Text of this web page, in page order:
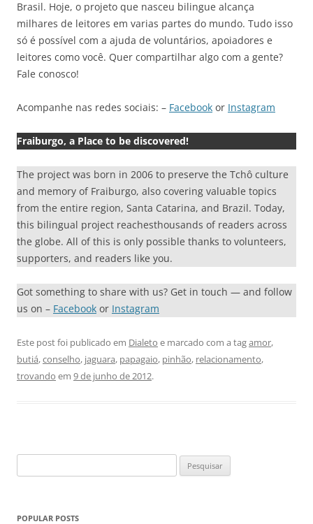
Brasil. Hoje, o projeto que nasceu bilingue alcança
milhares de leitores em varias partes do mundo. Tudo isso
só é possível com a ajuda de voluntários, apoiadores e
leitores como você. Quer compartilhar algo com a gente?
Fale conosco!
Acompanhe nas redes sociais: – Facebook or Instagram
Fraiburgo, a Place to be discovered!
The project was born in 2006 to preserve the Tchô culture
and memory of Fraiburgo, also covering valuable topics
from the entire region, Santa Catarina, and Brazil. Today,
this bilingual project reachesthousands of readers across
the globe. All of this is only possible thanks to volunteers,
supporters, and readers like you.
Got something to share with us? Get in touch — and follow
us on – Facebook or Instagram
Este post foi publicado em Dialeto e marcado com a tagamor,
butiá,conselho, jaguara, papagaio, pinhão, relacionamento,
trovando em 9 de junho de 2012.
por:
POPULAR POSTS